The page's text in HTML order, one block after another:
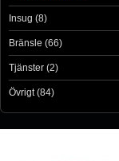
Insug (8)
Bränsle (66)
Tjänster (2)
Övrigt (84)